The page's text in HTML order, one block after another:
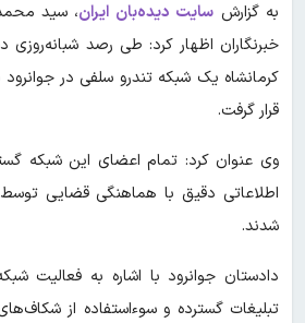
به گزارش سایت دیده‌بان ایران، سید
خبرنگاران اظهار کرد: طی رصد شبانه‌روزی
کرمانشاه یک شبکه تندرو سلفی در
قرار گرفت.
وی عنوان کرد: تمام اعضای این شبکه
اطلاعاتی دقیق با هماهنگی قضایی
شدند.
دادستان جوانرود با اشاره به فعالیت
تبلیغات گسترده و سوءاستفاده از